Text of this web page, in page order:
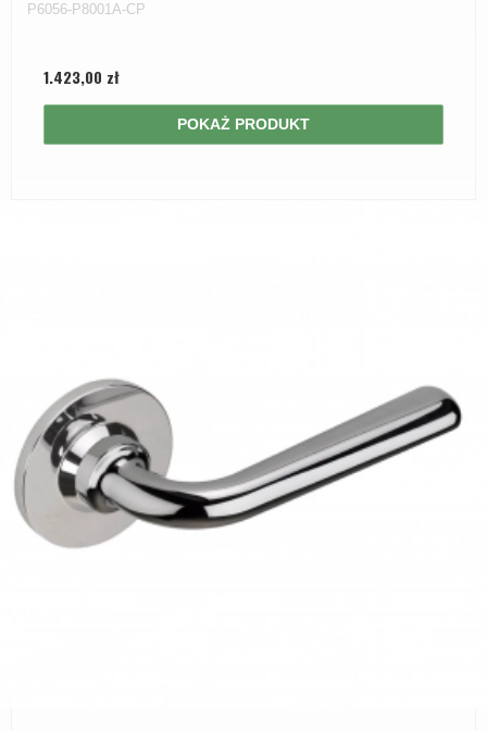
P6056-P8001A-CP
1.423,00 zł
POKAŻ PRODUKT